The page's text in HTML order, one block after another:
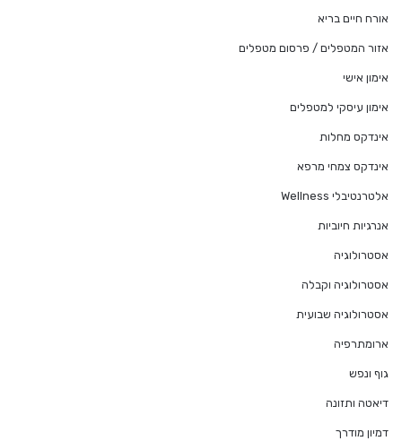
אורח חיים בריא
אזור המטפלים / פרסום מטפלים
אימון אישי
אימון עיסקי למטפלים
אינדקס מחלות
אינדקס צמחי מרפא
אלטרנטיבלי Wellness
אנרגיות חיוביות
אסטרולוגיה
אסטרולוגיה וקבלה
אסטרולוגיה שבועית
ארומתרפיה
גוף ונפש
דיאטה ותזונה
דמיון מודרך